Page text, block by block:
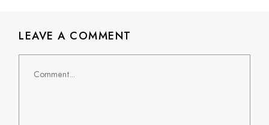
LEAVE A COMMENT